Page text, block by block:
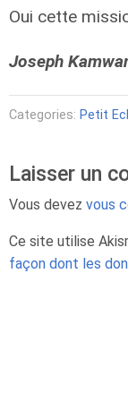
Oui cette
Joseph
Categories: Petit
Laisser un
Vous devez vous
Ce site utilise
façon dont les